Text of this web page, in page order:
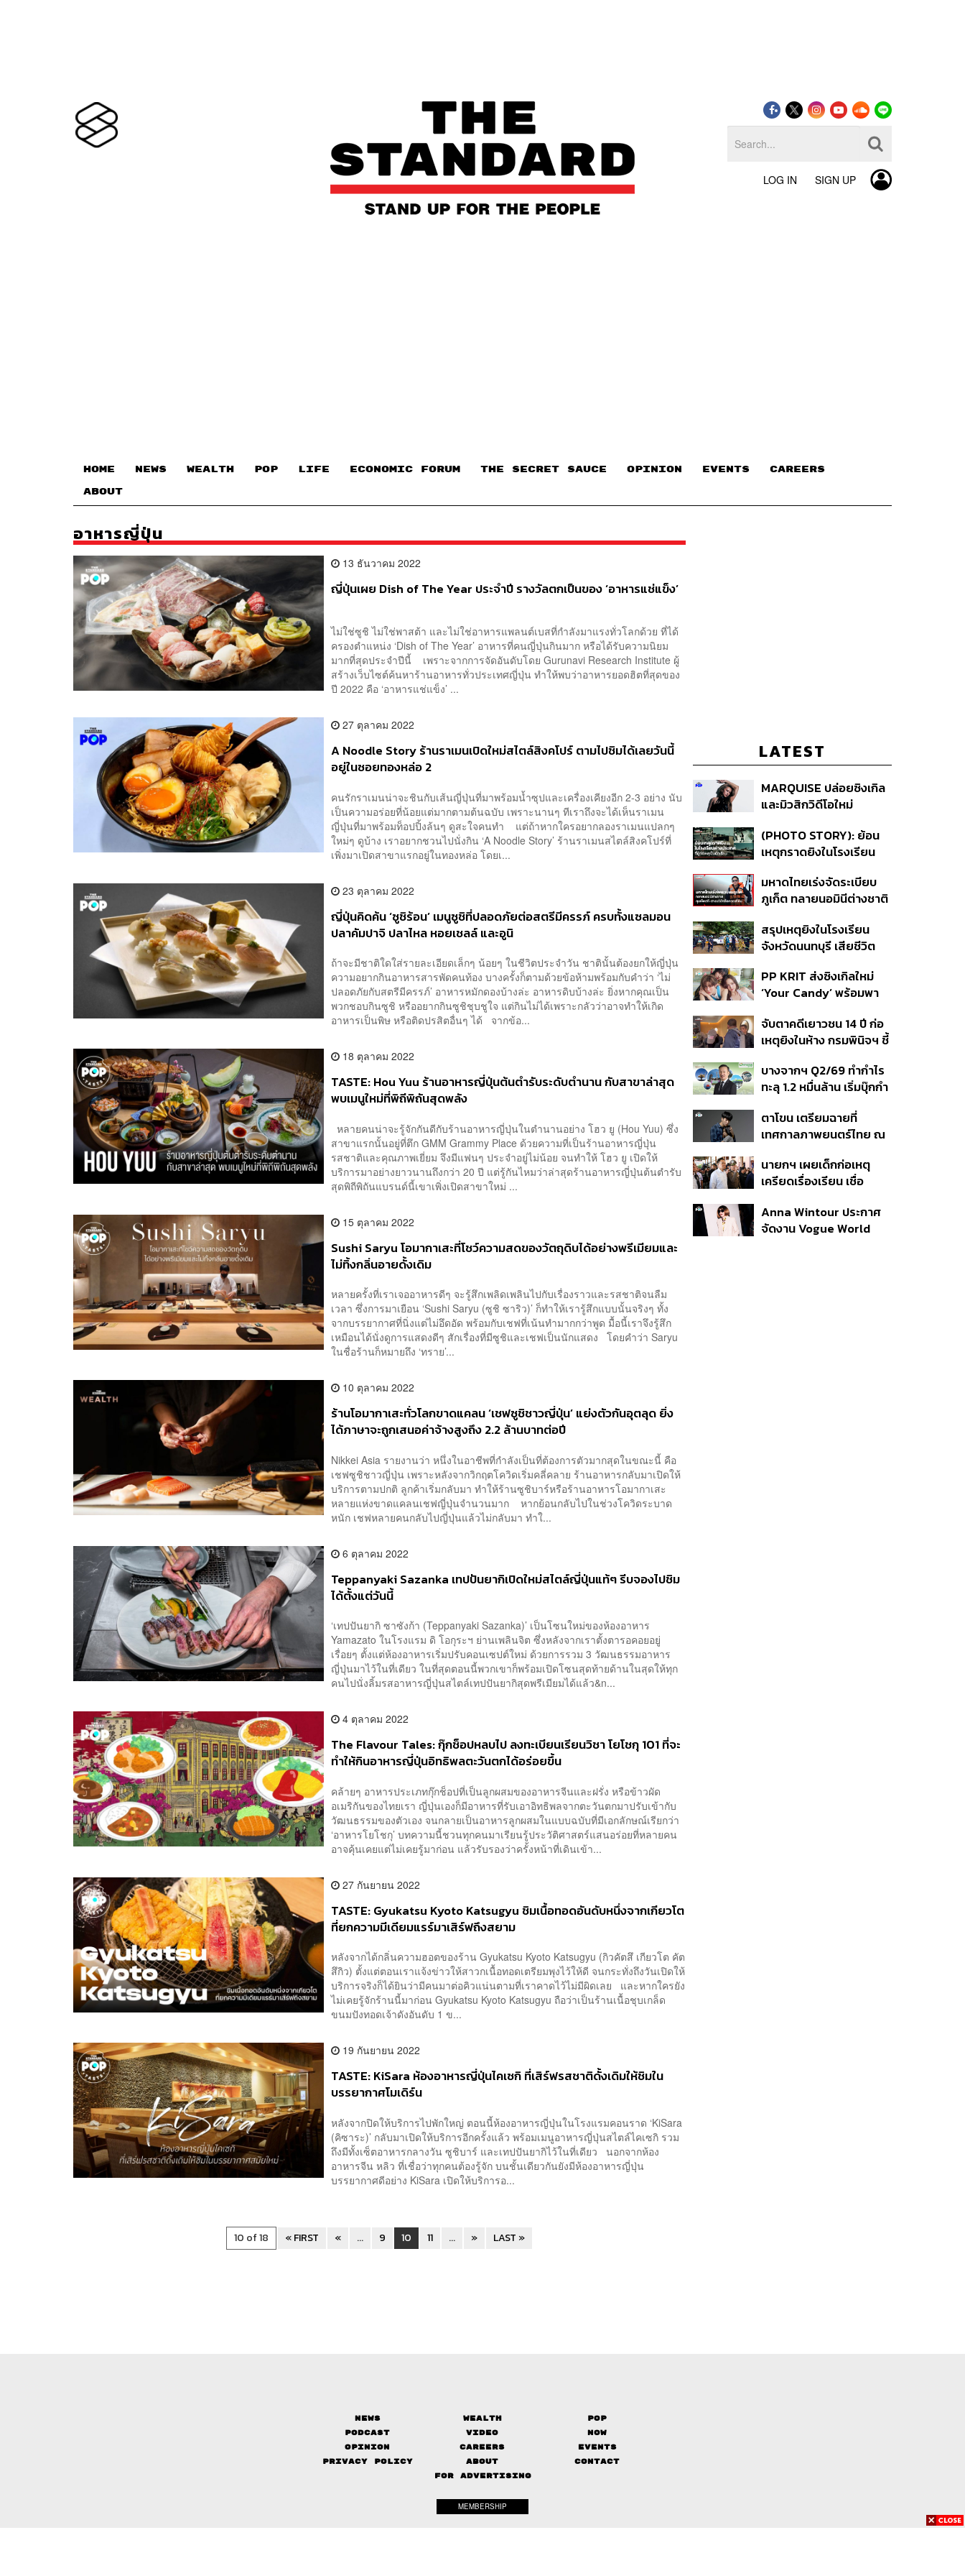
LOG IN SIGN UP
HOME NEWS WEALTH POP LIFE ECONOMIC FORUM THE SECRET SAUCE​ OPINION EVENTS CAREERS
ABOUT
อาหารญี่ปุ่น
13 ธันวาคม 2022
ญี่ปุ่นเผย Dish of The Year ประจำปี รางวัลตกเป็นของ ‘อาหารแช่แข็ง’
ไม่ใช่ซูชิ ไม่ใช่พาสต้า และไม่ใช่อาหารแพลนต์เบสที่กำลังมาแรงทั่วโลกด้วย ที่ได้
ครองตำแหน่ง ‘Dish of The Year’ อาหารที่คนญี่ปุ่นกินมาก หรือได้รับความนิยม
มากที่สุดประจำปีนี้ เพราะจากการจัดอันดับโดย Gurunavi Research Institute ผู้
สร้างเว็บไซต์ค้นหาร้านอาหารทั่วประเทศญี่ปุ่น ทำให้พบว่าอาหารยอดฮิตที่สุดของ
ปี 2022 คือ ‘อาหารแช่แข็ง’ ...
27 ตุลาคม 2022
A Noodle Story ร้านราเมนเปิดใหม่สไตล์สิงคโปร์ ตามไปชิมได้เลยวันนี้
อยู่ในซอยทองหล่อ 2
คนรักราเมนน่าจะชินกับเส้นญี่ปุ่นที่มาพร้อมน้ำซุปและเครื่องเคียงอีก 2-3 อย่าง นับ
เป็นความอร่อยที่น้อยแต่มากตามต้นฉบับ เพราะนานๆ ทีเราถึงจะได้เห็นราเมน
ญี่ปุ่นที่มาพร้อมท็อปปิ้งล้นๆ ดูสะใจคนทำ แต่ถ้าหากใครอยากลองราเมนแปลกๆ
ใหม่ๆ ดูบ้าง เราอยากชวนไปนั่งกิน ‘A Noodle Story’ ร้านราเมนสไตล์สิงคโปร์ที่
เพิ่งมาเปิดสาขาแรกอยู่ในทองหล่อ โดยเ...
23 ตุลาคม 2022
ญี่ปุ่นคิดค้น ‘ซูชิร้อน’ เมนูซูชิที่ปลอดภัยต่อสตรีมีครรภ์ ครบทั้งแซลมอน
ปลาคัมปาจิ ปลาไหล หอยเชลล์ และอูนิ
ถ้าจะมีชาติใดใส่รายละเอียดเล็กๆ น้อยๆ ในชีวิตประจำวัน ชาตินั้นต้องยกให้ญี่ปุ่น
ความอยากกินอาหารสารพัดคนท้อง บางครั้งก็ตามด้วยข้อห้ามพร้อมกับคำว่า ‘ไม่
ปลอดภัยกับสตรีมีครรภ์’ อาหารหมักดองบ้างล่ะ อาหารดิบบ้างล่ะ ยิ่งหากคุณเป็น
พวกชอบกินซูชิ หรืออยากกินซูชิชุบชูใจ แต่กินไม่ได้เพราะกลัวว่าอาจทำให้เกิด
อาหารเป็นพิษ หรือติดปรสิตอื่นๆ ได้ จากข้อ...
18 ตุลาคม 2022
TASTE: Hou Yuu ร้านอาหารญี่ปุ่นต้นตำรับระดับตำนาน กับสาขาล่าสุด
พบเมนูใหม่ที่พิถีพิถันสุดพลัง
หลายคนน่าจะรู้จักกันดีกับร้านอาหารญี่ปุ่นในตำนานอย่าง โฮว ยู (Hou Yuu) ซึ่ง
สาขาแรกนั้นอยู่ที่ตึก GMM Grammy Place ด้วยความที่เป็นร้านอาหารญี่ปุ่น
รสชาติและคุณภาพเยี่ยม จึงมีแฟนๆ ประจำอยู่ไม่น้อย จนทำให้ โฮว ยู เปิดให้
บริการมาอย่างยาวนานถึงกว่า 20 ปี แต่รู้กันไหมว่าล่าสุดร้านอาหารญี่ปุ่นต้นตำรับ
สุดพิถีพิถันแบรนด์นี้เขาเพิ่งเปิดสาขาใหม่ ...
15 ตุลาคม 2022
Sushi Saryu โอมากาเสะที่โชว์ความสดของวัตถุดิบได้อย่างพรีเมียมและ
ไม่ทิ้งกลิ่นอายดั้งเดิม
หลายครั้งที่เราเจออาหารดีๆ จะรู้สึกเพลิดเพลินไปกับเรื่องราวและรสชาติจนลืม
เวลา ซึ่งการมาเยือน ‘Sushi Saryu (ซูชิ ซาริว)’ ก็ทำให้เรารู้สึกแบบนั้นจริงๆ ทั้ง
จากบรรยากาศที่นิ่งแต่ไม่อึดอัด พร้อมกับเชฟที่เน้นทำมากกว่าพูด มื้อนี้เราจึงรู้สึก
เหมือนได้นั่งดูการแสดงดีๆ สักเรื่องที่มีซูชิและเชฟเป็นนักแสดง โดยคำว่า Saryu
ในชื่อร้านก็หมายถึง ‘ทราย’...
10 ตุลาคม 2022
ร้านโอมากาเสะทั่วโลกขาดแคลน ‘เชฟซูชิชาวญี่ปุ่น’ แย่งตัวกันอุตลุด ยิ่ง
ได้ภาษาจะถูกเสนอค่าจ้างสูงถึง 2.2 ล้านบาทต่อปี
Nikkei Asia รายงานว่า หนึ่งในอาชีพที่กำลังเป็นที่ต้องการตัวมากสุดในขณะนี้ คือ
เชฟซูชิชาวญี่ปุ่น เพราะหลังจากวิกฤตโควิดเริ่มคลี่คลาย ร้านอาหารกลับมาเปิดให้
บริการตามปกติ ลูกค้าเริ่มกลับมา ทำให้ร้านซูชิบาร์หรือร้านอาหารโอมากาเสะ
หลายแห่งขาดแคลนเชฟญี่ปุ่นจำนวนมาก หากย้อนกลับไปในช่วงโควิดระบาด
หนัก เชฟหลายคนกลับไปญี่ปุ่นแล้วไม่กลับมา ทำใ...
6 ตุลาคม 2022
Teppanyaki Sazanka เทปปันยากิเปิดใหม่สไตล์ญี่ปุ่นแท้ๆ รีบจองไปชิม
ได้ตั้งแต่วันนี้
‘เทปปันยากิ ซาซังก้า (Teppanyaki Sazanka)’ เป็นโซนใหม่ของห้องอาหาร
Yamazato ในโรงแรม ดิ โอกุระฯ ย่านเพลินจิต ซึ่งหลังจากเราตั้งตารอคอยอยู่
เรื่อยๆ ตั้งแต่ห้องอาหารเริ่มปรับคอนเซปต์ใหม่ ด้วยการรวม 3 วัฒนธรรมอาหาร
ญี่ปุ่นมาไว้ในที่เดียว ในที่สุดตอนนี้พวกเขาก็พร้อมเปิดโซนสุดท้ายด้านในสุดให้ทุก
คนไปนั่งลิ้มรสอาหารญี่ปุ่นสไตล์เทปปันยากิสุดพรีเมียมได้แล้ว&n...
4 ตุลาคม 2022
The Flavour Tales: กุ๊กช็อปหลบไป ลงทะเบียนเรียนวิชา โยโชกุ 101 ที่จะ
ทำให้กินอาหารญี่ปุ่นอิทธิพลตะวันตกได้อร่อยขึ้น
คล้ายๆ อาหารประเภทกุ๊กช็อปที่เป็นลูกผสมของอาหารจีนและฝรั่ง หรือข้าวผัด
อเมริกันของไทยเรา ญี่ปุ่นเองก็มีอาหารที่รับเอาอิทธิพลจากตะวันตกมาปรับเข้ากับ
วัฒนธรรมของตัวเอง จนกลายเป็นอาหารลูกผสมในแบบฉบับที่มีเอกลักษณ์เรียกว่า
‘อาหารโยโชกุ’ บทความนี้ชวนทุกคนมาเรียนรู้ประวัติศาสตร์แสนอร่อยที่หลายคน
อาจคุ้นเคยแต่ไม่เคยรู้มาก่อน แล้วรับรองว่าครั้งหน้าที่เดินเข้า...
27 กันยายน 2022
TASTE: Gyukatsu Kyoto Katsugyu ชิมเนื้อทอดอันดับหนึ่งจากเกียวโต
ที่ยกความมีเดียมแรร์มาเสิร์ฟถึงสยาม
หลังจากได้กลิ่นความฮอตของร้าน Gyukatsu Kyoto Katsugyu (กิวคัตสึ เกียวโต คัต
สึกิว) ตั้งแต่ตอนเราแจ้งข่าวให้สาวกเนื้อทอดเตรียมพุงไว้ให้ดี จนกระทั่งถึงวันเปิดให้
บริการจริงก็ได้ยินว่ามีคนมาต่อคิวแน่นตามที่เราคาดไว้ไม่มีผิดเลย และหากใครยัง
ไม่เคยรู้จักร้านนี้มาก่อน Gyukatsu Kyoto Katsugyu ถือว่าเป็นร้านเนื้อชุบเกล็ด
ขนมปังทอดเจ้าดังอันดับ 1 ข...
19 กันยายน 2022
TASTE: KiSara ห้องอาหารญี่ปุ่นไคเซกิ ที่เสิร์ฟรสชาติดั้งเดิมให้ชิมใน
บรรยากาศโมเดิร์น
หลังจากปิดให้บริการไปพักใหญ่ ตอนนี้ห้องอาหารญี่ปุ่นในโรงแรมคอนราด ‘KiSara
(คิซาระ)’ กลับมาเปิดให้บริการอีกครั้งแล้ว พร้อมเมนูอาหารญี่ปุ่นสไตล์ไคเซกิ รวม
ถึงมีทั้งเซ็ตอาหารกลางวัน ซูชิบาร์ และเทปปันยากิไว้ในที่เดียว นอกจากห้อง
อาหารจีน หลิว ที่เชื่อว่าทุกคนต้องรู้จัก บนชั้นเดียวกันยังมีห้องอาหารญี่ปุ่น
บรรยากาศดีอย่าง KiSara เปิดให้บริการอ...
10 of 18 « FIRST « ... 9 10 11 ... » LAST »
LATEST
MARQUISE ปล่อยซิงเกิล
และมิวสิกวิดีโอใหม่
สัมพันธ์สุด Toxic
(PHOTO STORY): ย้อน
เหตุกราดยิงในโรงเรียน
นักเรียน
มหาดไทยเร่งจัดระเบียบ
ภูเก็ต ทลายนอมินีต่างชาติ
ที่ดิน เคลียร์ใบอนุญาต
โรงแรมค้าง 7 ปี
สรุปเหตุยิงในโรงเรียน
จังหวัดนนทบุรี เสียชีวิต
ปมค้นประวัติคดีกราดยิงที่
สหรัฐฯ
PP KRIT ส่งซิงเกิลใหม่
‘Your Candy’ พร้อมพา
สิกวิดีโอ
จับตาคดีเยาวชน 14 ปี ก่อ
เหตุยิงในห้าง กรมพินิจฯ ชี้
เนื่อง ประเมินปล่อยตัว
บางจากฯ Q2/69 ทำกำไร
ทะลุ 1.2 หมื่นล้าน เริ่มบุ๊กกำ
แรก หนุนรายได้ครึ่งปีทะลุ
3.2 แสนล้าน
ตาโขน เตรียมฉายที่
เทศกาลภาพยนตร์ไทย ณ
นายกฯ เผยเด็กก่อเหตุ
เครียดเรื่องเรียน เชื่อ
กระสุนอีกกว่า 30 นัด หาก
ไม่จบชีวิตตัวเองอาจสูญ
Anna Wintour ประกาศ
จัดงาน Vogue World
News Wealth
Pop
Podcast
Video
Now
Opinion
Careers
Events
Privacy Policy
About
Contact
FOR ADVERTISING
MEMBERSHIP